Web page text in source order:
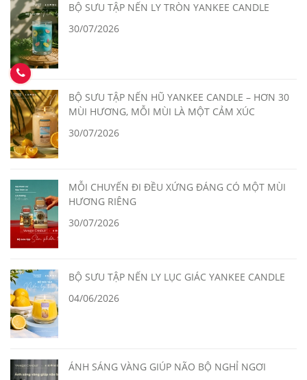
BỘ SƯU TẬP NẾN LY TRÒN YANKEE CANDLE
30/07/2026
BỘ SƯU TẬP NẾN HŨ YANKEE CANDLE – HƠN 30
MÙI HƯƠNG, MỖI MÙI LÀ MỘT CẢM XÚC
30/07/2026
MỖI CHUYẾN ĐI ĐỀU XỨNG ĐÁNG CÓ MỘT MÙI
HƯƠNG RIÊNG
30/07/2026
BỘ SƯU TẬP NẾN LY LỤC GIÁC YANKEE CANDLE
04/06/2026
ÁNH SÁNG VÀNG GIÚP NÃO BỘ NGHỈ NGƠI